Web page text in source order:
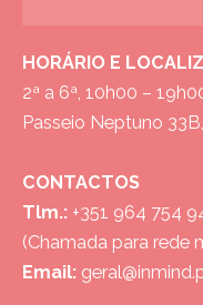
HORÁRIO E
2ª a 6ª, 10h00 –
Passeio Neptuno
CONTACTOS
Tlm.: +351 964 754
(Chamada para rede
Email: